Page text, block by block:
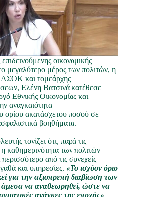
οικονομικής
μεγαλύτερο μέρος των πολιτών, η
και τομεάρχης
Ελένη Βατσινά κατέθεσε
Εθνικής Οικονομίας και
αναγκαιότητα
ορίου ακατάσχετου ποσού σε
βοηθήματα.
τονίζει ότι, παρά τις
η καθημερινότητα των πολιτών
από τις συνεχείς
και υπηρεσίες. «Το ισχύον όριο
για την αξιοπρεπή διαβίωση των
άμεσα να αναθεωρηθεί, ώστε να
ανάγκες της εποχής» –